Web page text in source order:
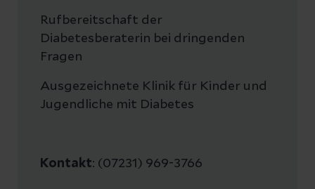
Rufbereitschaft der
Diabetesberaterin bei dringenden
Fragen
Ausgezeichnete Klinik für Kinder und
Jugendliche mit Diabetes
Kontakt: (07231) 969-3766